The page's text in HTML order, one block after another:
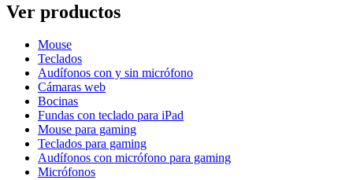
Ver productos
Mouse
Teclados
Audífonos con y sin micrófono
Cámaras web
Bocinas
Fundas con teclado para iPad
Mouse para gaming
Teclados para gaming
Audífonos con micrófono para gaming
Micrófonos